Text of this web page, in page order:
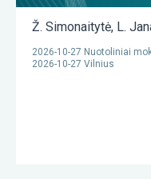
Ž. Simonaitytė, L.
2026-10-27 Nuotoliniai
2026-10-27 Vilnius